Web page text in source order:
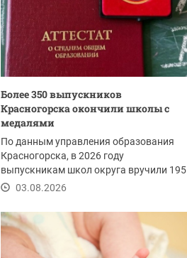
Более 350 выпускников
Красногорска окончили школы с
медалями
По данным управления образования
Красногорска, в 2026 году
выпускникам школ округа вручили 195
золотых и 158...
03.08.2026